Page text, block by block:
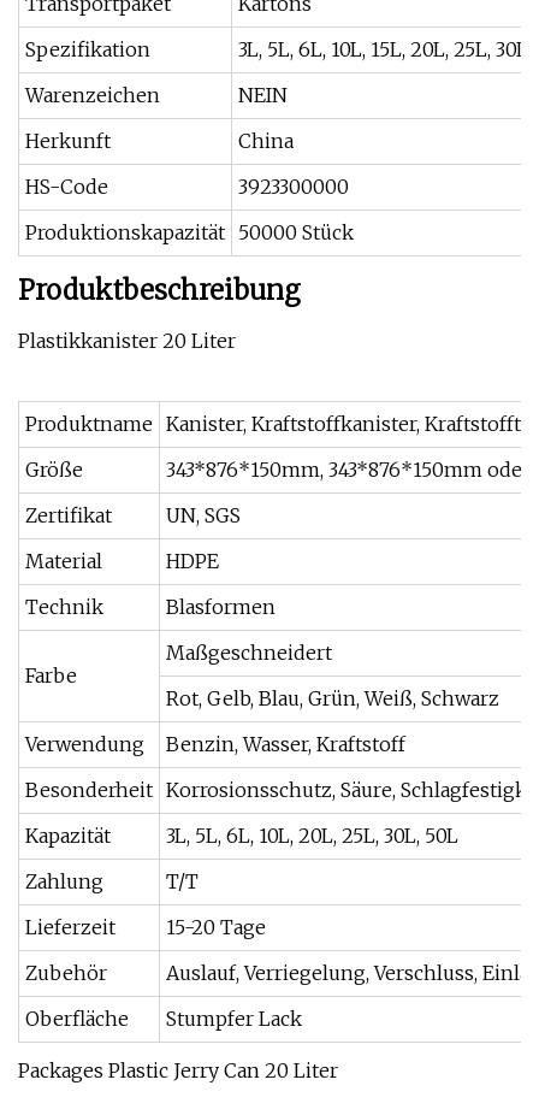
Spezifikation
3L, 5L, 6L, 10L, 15L, 20L, 25L, 30L
Warenzeichen
NEIN
Herkunft
China
HS-Code
3923300000
Produktionskapazität 50000 Stück
Produktbeschreibung
Plastikkanister 20 Liter
Produktname Kanister, Kraftstoffkanister,
Größe
343*876*150mm, 343*876*150mm
Zertifikat
UN, SGS
Material
HDPE
Technik
Blasformen
Farbe
Maßgeschneidert
Rot, Gelb, Blau, Grün, Weiß, Schwarz
Verwendung
Benzin, Wasser, Kraftstoff
Besonderheit Korrosionsschutz, Säure,
Kapazität
3L, 5L, 6L, 10L, 20L, 25L, 30L, 50L
Zahlung
T/T
Lieferzeit
15-20 Tage
Zubehör
Auslauf, Verriegelung, Verschluss,
Oberfläche
Stumpfer Lack
Packages Plastic Jerry Can 20 Liter